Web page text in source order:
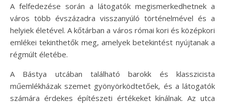
A felfedezése során a látogatók megismerkedhetnek a
város több évszázadra visszanyúló történelmével és a
helyiek életével. A kőtárban a város római kori és középkori
emlékei tekinthetők meg, amelyek betekintést nyújtanak a
régmúlt életébe.
A Bástya utcában található barokk és klasszicista
műemlékházak szemet gyönyörködtetőek, és a látogatók
számára érdekes építészeti értékeket kínálnak. Az utca